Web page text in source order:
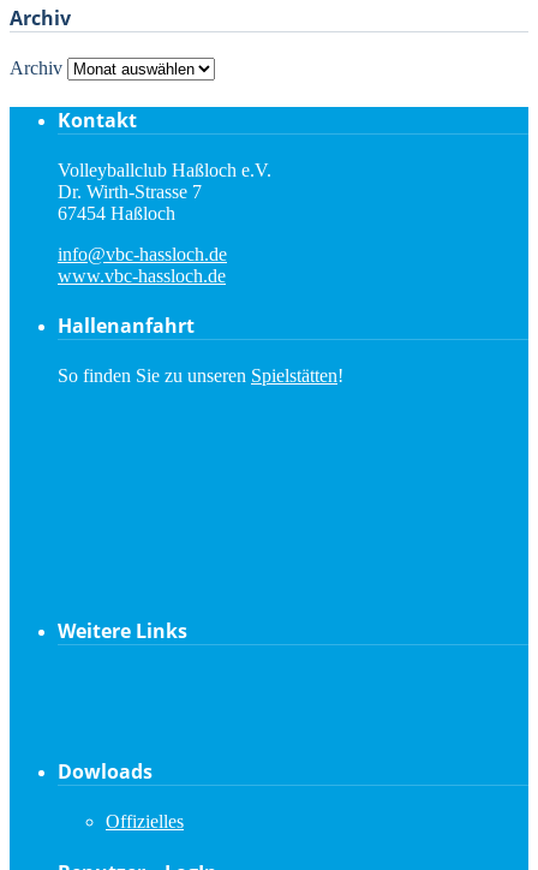
Archiv
Archiv
Kontakt
Volleyballclub Haßloch e.V.
Dr. Wirth-Strasse 7
67454 Haßloch
info@vbc-hassloch.de
www.vbc-hassloch.de
Hallenanfahrt
So finden Sie zu unseren Spielstätten!
Weitere Links
Dowloads
Offizielles